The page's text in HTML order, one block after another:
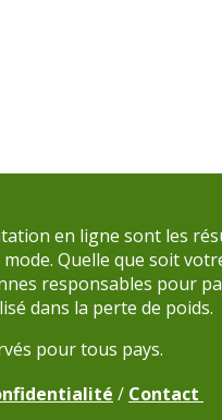
en ligne sont les
Quelle que soit
responsables pour
dans la perte de poids.
pour tous pays.
/ Contact